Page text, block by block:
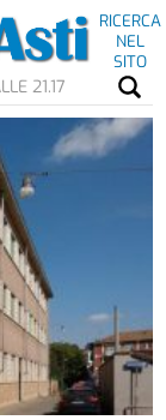
RICERCA
NEL
SITO
21.17